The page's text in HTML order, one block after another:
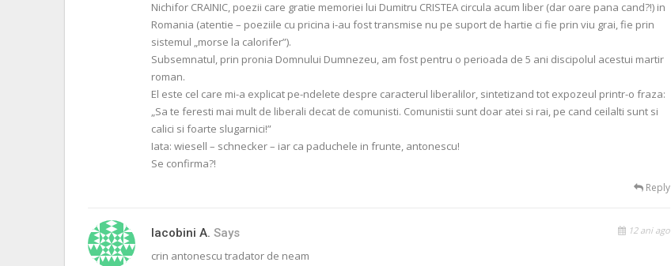
Nichifor CRAINIC, poezii care gratie memoriei lui Dumitru CRISTEA circula acum liber (dar oare pana cand?!) in
Romania (atentie – poeziile cu pricina i-au fost transmise nu pe suport de hartie ci fie prin viu grai, fie prin
sistemul „morse la calorifer”).
Subsemnatul, prin pronia Domnului Dumnezeu, am fost pentru o perioada de 5 ani discipolul acestui martir
roman.
El este cel care mi-a explicat pe-ndelete despre caracterul liberalilor, sintetizand tot expozeul printr-o fraza:
„Sa te feresti mai mult de liberali decat de comunisti. Comunistii sunt doar atei si rai, pe cand ceilalti sunt si
calici si foarte slugarnici!”
Iata: wiesell – schnecker – iar ca paduchele in frunte, antonescu!
Se confirma?!
Reply
Iacobini A. Says 12 ani ago
crin antonescu tradator de neam